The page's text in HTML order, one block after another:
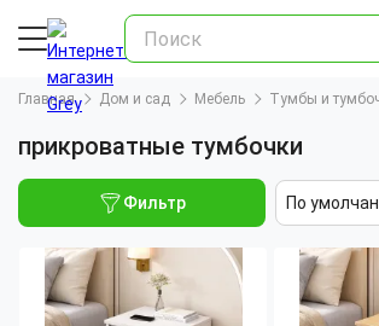
Главная Дом и сад Мебель Тумбы и
прикроватные тумбочки
Фильтр По